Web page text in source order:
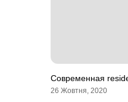
Современная
26 Жовтня, 2020